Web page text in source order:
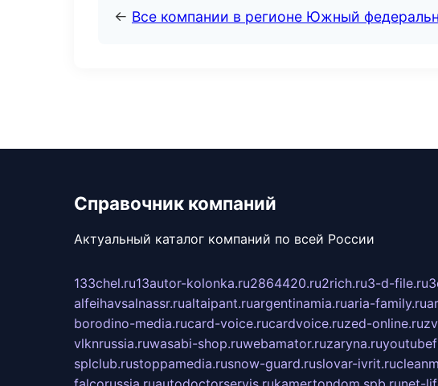
← Все компании в регионе Южный
Справочник компаний
Актуальный каталог компаний по всей России
133chel.ru13autor-kolonka.ru2864420.ru2rich.ru3-d-file.ru
alfeihavsalnassr.rualtaipant.ruargentinamia.ruaria-family.ru
borodino-media.rucard-voice.rucardvoice.ruzed-online.ru
vlknrussia.ruwasabi-shop.ruwebamator.ruzaryna.ru
splclub.rustoppamedia.rusnow-guard.ruslovar-ivrit.ru